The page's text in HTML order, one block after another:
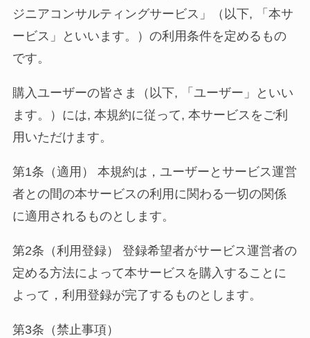
ジニアコンサルティングサービス」（以下, 「本サ
ービス」といいます。）の利用条件を定めるもの
です。
購入ユーザーの皆さま（以下, 「ユーザー」といい
ます。）には, 本規約に従って, 本サービスをご利
用いただけます。
第1条（適用） 本規約は，ユーザーとサービス運営
者との間の本サービスの利用に関わる一切の関係
に適用されるものとします。
第2条（利用登録） 登録希望者がサービス運営者の
定める方法によって本サービスを購入することに
よって，利用登録が完了するものとします。
第3条（禁止事項）